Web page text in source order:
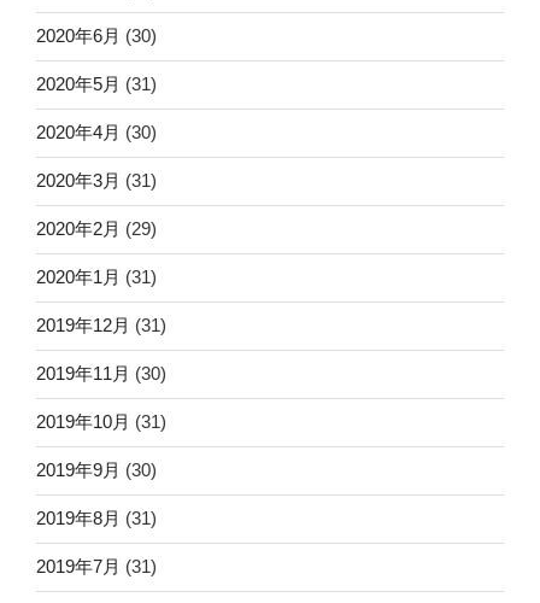
2020年6月 (30)
2020年5月 (31)
2020年4月 (30)
2020年3月 (31)
2020年2月 (29)
2020年1月 (31)
2019年12月 (31)
2019年11月 (30)
2019年10月 (31)
2019年9月 (30)
2019年8月 (31)
2019年7月 (31)